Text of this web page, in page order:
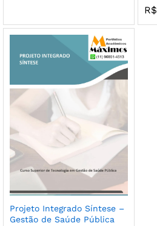
R$
Projeto Integrado Síntese –
Gestão de Saúde Pública